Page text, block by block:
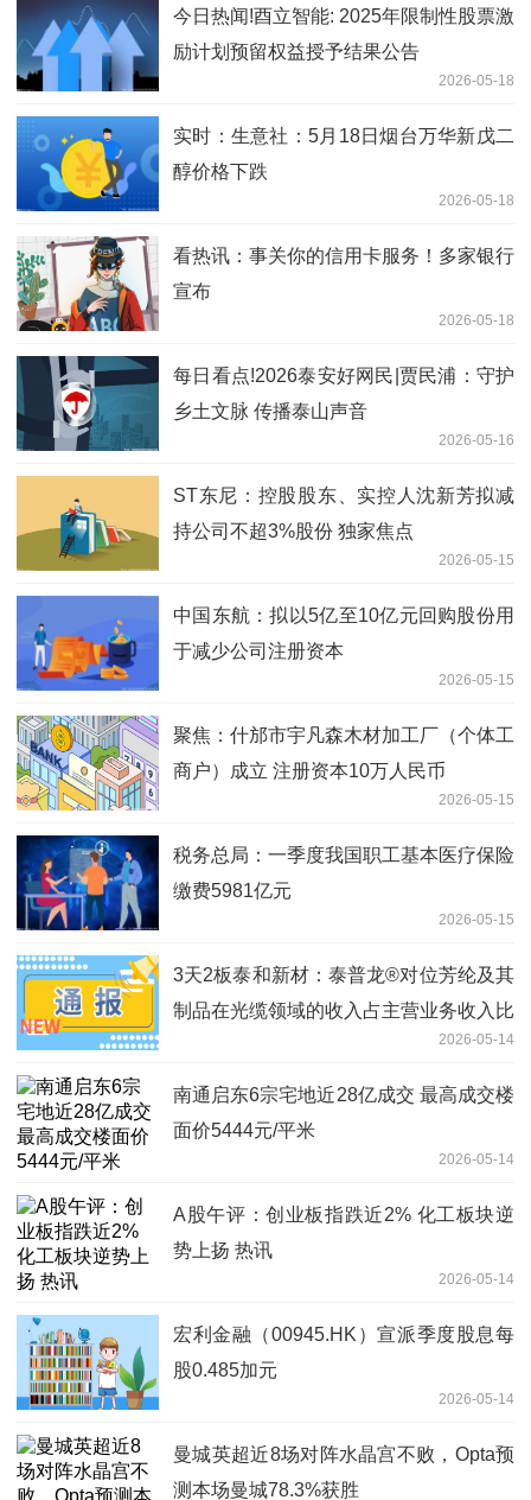
今日热闻!酉立智能: 2025年限制性股票激
励计划预留权益授予结果公告
2026-05-18
实时：生意社：5月18日烟台万华新戊二
醇价格下跌
2026-05-18
看热讯：事关你的信用卡服务！多家银行
宣布
2026-05-18
每日看点!2026泰安好网民|贾民浦：守护
乡土文脉 传播泰山声音
2026-05-16
ST东尼：控股股东、实控人沈新芳拟减
持公司不超3%股份 独家焦点
2026-05-15
中国东航：拟以5亿至10亿元回购股份用
于减少公司注册资本
2026-05-15
聚焦：什邡市宇凡森木材加工厂（个体工
商户）成立 注册资本10万人民币
2026-05-15
税务总局：一季度我国职工基本医疗保险
缴费5981亿元
2026-05-15
3天2板泰和新材：泰普龙®对位芳纶及其
制品在光缆领域的收入占主营业务收入比
2026-05-14
南通启东6宗宅地近28亿成交 最高成交楼
面价5444元/平米
2026-05-14
A股午评：创业板指跌近2% 化工板块逆
势上扬 热讯
2026-05-14
宏利金融（00945.HK）宣派季度股息每
股0.485加元
2026-05-14
曼城英超近8场对阵水晶宫不败，Opta预
测本场曼城78.3%获胜